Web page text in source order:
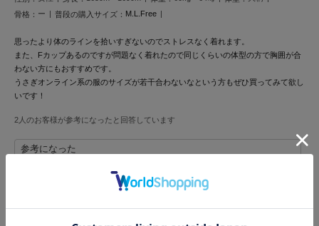
LILY BROWN
LILY BROWN Lingerie
リリーブラウンランジェリー
LITTLE UNION TOKYO
骨格： ー 普段の購入サイズ： M.L.Free
思ったより体のラインを拾いすぎないのでストレスなく着れます。
また、Fカップあるのですが問題なく着れたので同じくらいの体型の方で胸囲が合
わない方にもおすすめです。
うさぎオンライン系の服のサイズが若干合わないなという方もぜひ買ってみて欲し
いです！
2人のお客様が参考になったと回答しています
参考になった